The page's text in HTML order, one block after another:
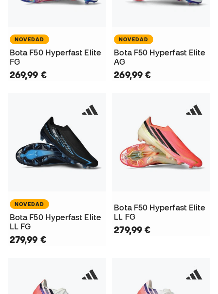
NOVEDAD
Bota F50 Hyperfast Elite
FG
269,99 €
NOVEDAD
Bota F50 Hyperfast Elite
AG
269,99 €
NOVEDAD
Bota F50 Hyperfast Elite
LL FG
279,99 €
Bota F50 Hyperfast Elite
LL FG
279,99 €